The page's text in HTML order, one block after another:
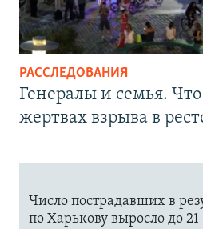
РАССЛЕДОВАНИЯ
Генералы и семья.
жертвах взрыва в